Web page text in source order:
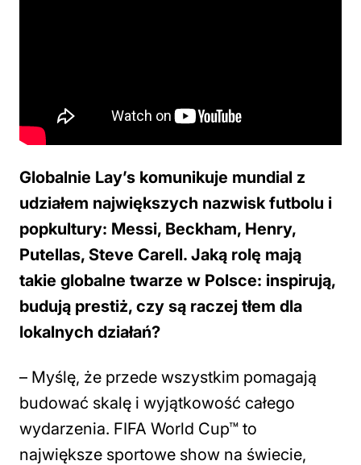
Globalnie Lay’s komunikuje mundial z
udziałem największych nazwisk futbolu i
popkultury: Messi, Beckham, Henry,
Putellas, Steve Carell. Jaką rolę mają
takie globalne twarze w Polsce: inspirują,
budują prestiż, czy są raczej tłem dla
lokalnych działań?
– Myślę, że przede wszystkim pomagają
budować skalę i wyjątkowość całego
wydarzenia. FIFA World Cup™ to
największe sportowe show na świecie,